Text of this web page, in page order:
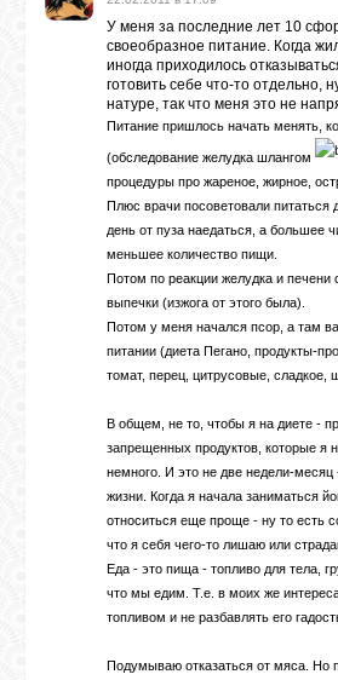
У меня за последние лет 10
своеобразное питание. Когда
иногда приходилось
готовить себе что-то отдельно,
натуре, так что меня это не
Питание пришлось начать менять,
(обследование желудка шлангом
процедуры про жареное, жирное,
Плюс врачи посоветовали питаться
день от пуза наедаться, а большее
меньшее количество пищи.
Потом по реакции желудка и печени
выпечки (изжога от этого была).
Потом у меня начался псор, а там
питании (диета Пегано, продукты-
томат, перец, цитрусовые, сладкое,
В общем, не то, чтобы я на диете -
запрещенных продуктов, которые я
немного. И это не две недели-месяц
жизни. Когда я начала заниматься
относиться еще проще - ну то есть
что я себя чего-то лишаю или
Еда - это пища - топливо для тела,
что мы едим. Т.е. в моих же
топливом и не разбавлять его
Подумываю отказаться от мяса. Но